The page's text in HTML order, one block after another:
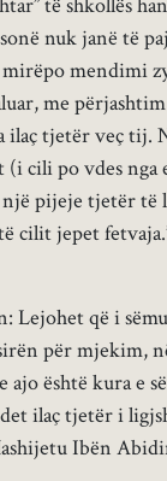
nuk janë të
mendimi
me
ilaç tjetër veç tij.
cili po vdes nga
pijeje tjetër të
cilit jepet
Lejohet që i
për mjekim,
ajo është kura e
ilaç tjetër i
Ibën